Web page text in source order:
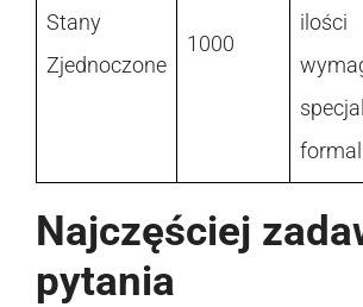
Stany
Zjednoczone
1000
ilości
Najczęściej
pytania